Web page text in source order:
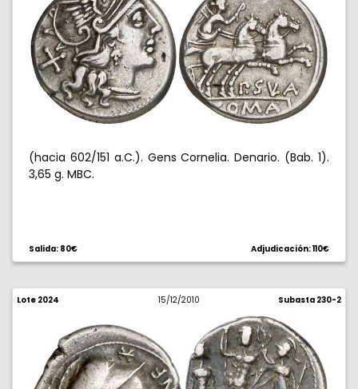
(hacia 602/151 a.C.). Gens Cornelia. Denario. (Bab. 1).
3,65 g. MBC.
Salida: 80€ Adjudicación: 110€
Lote 2024 15/12/2010 Subasta 230-2